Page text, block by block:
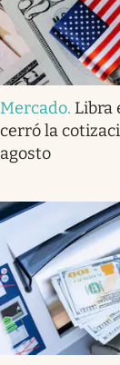
Mercado. Libra
cerró la
agosto